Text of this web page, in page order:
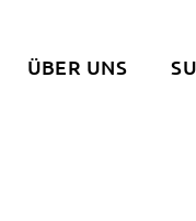
ÜBER UNS